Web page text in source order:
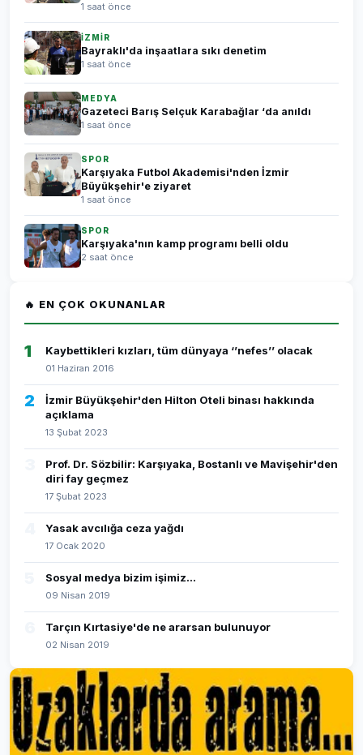
1 saat önce
İZMİR
Bayraklı'da inşaatlara sıkı denetim
1 saat önce
MEDYA
Gazeteci Barış Selçuk Karabağlar ‘da anıldı
1 saat önce
SPOR
Karşıyaka Futbol Akademisi'nden İzmir
Büyükşehir'e ziyaret
1 saat önce
SPOR
Karşıyaka'nın kamp programı belli oldu
2 saat önce
🔥 EN ÇOK OKUNANLAR
1 Kaybettikleri kızları, tüm dünyaya ‘’nefes’’ olacak
01 Haziran 2016
2
İzmir Büyükşehir'den Hilton Oteli binası hakkında
açıklama
13 Şubat 2023
Prof. Dr. Sözbilir: Karşıyaka, Bostanlı ve Mavişehir'den
diri fay geçmez
17 Şubat 2023
Yasak avcılığa ceza yağdı
17 Ocak 2020
Sosyal medya bizim işimiz...
09 Nisan 2019
Tarçın Kırtasiye'de ne ararsan bulunuyor
02 Nisan 2019